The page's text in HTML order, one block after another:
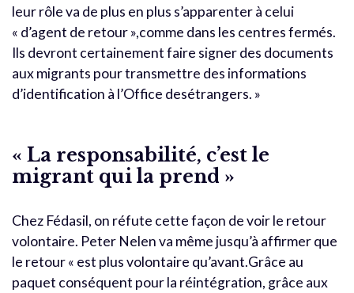
leur rôle va de plus en plus s’apparenter à celui
« d’agent de retour »,comme dans les centres fermés.
Ils devront certainement faire signer des documents
aux migrants pour transmettre des informations
d’identification à l’Office desétrangers. »
« La responsabilité, c’est le
migrant qui la prend »
Chez Fédasil, on réfute cette façon de voir le retour
volontaire. Peter Nelen va même jusqu’à affirmer que
le retour « est plus volontaire qu’avant.Grâce au
paquet conséquent pour la réintégration, grâce aux